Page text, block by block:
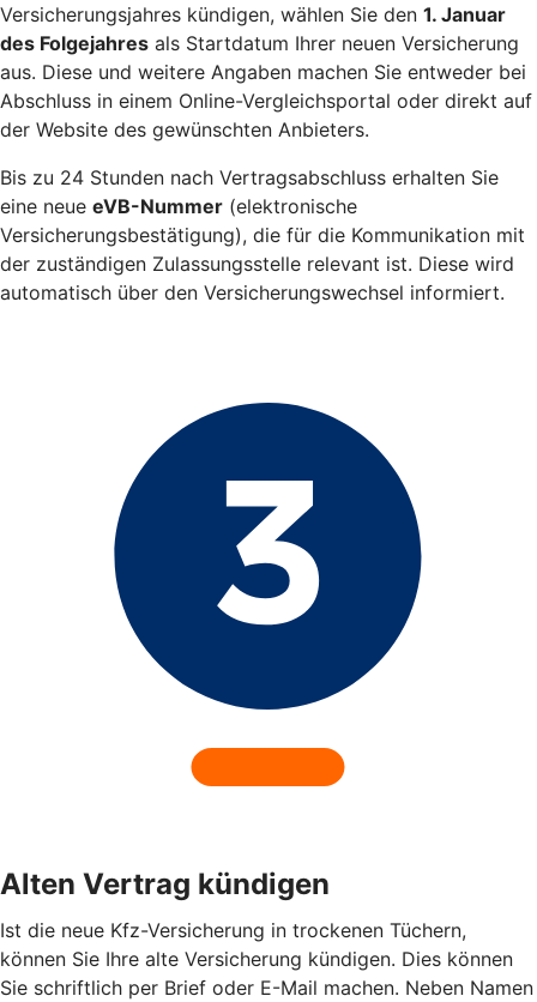
Versicherungsjahres kündigen, wählen Sie den 1. Januar
des Folgejahres als Startdatum Ihrer neuen Versicherung
aus. Diese und weitere Angaben machen Sie entweder bei
Abschluss in einem Online-Vergleichsportal oder direkt auf
der Website des gewünschten Anbieters.
Bis zu 24 Stunden nach Vertragsabschluss erhalten Sie
eine neue eVB-Nummer (elektronische
Versicherungsbestätigung), die für die Kommunikation mit
der zuständigen Zulassungsstelle relevant ist. Diese wird
automatisch über den Versicherungswechsel informiert.
Alten Vertrag kündigen
Ist die neue Kfz-Versicherung in trockenen Tüchern,
können Sie Ihre alte Versicherung kündigen. Dies können
Sie schriftlich per Brief oder E-Mail machen. Neben Namen